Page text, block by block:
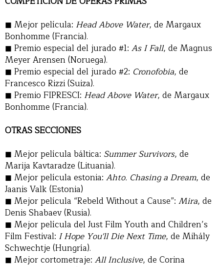
Mejor película: Head Above Water, de Margaux
Bonhomme (Francia).
Premio especial del jurado #1: As I Fall, de Magnus
Meyer Arensen (Noruega).
Premio especial del jurado #2: Cronofobia, de
Francesco Rizzi (Suiza).
Premio FIPRESCI: Head Above Water, de Margaux
Bonhomme (Francia).
OTRAS SECCIONES
Mejor película báltica: Summer Survivors, de
Marija Kavtaradze (Lituania).
Mejor película estonia: Ahto. Chasing a Dream, de
Jaanis Valk (Estonia)
Mejor película “Rebeld Without a Cause”: Mira, de
Denis Shabaev (Rusia).
Mejor película del Just Film Youth and Children’s
Film Festival: I Hope You'll Die Next Time, de Mihály
Schwechtje (Hungría).
Mejor cortometraje: All Inclusive, de Corina